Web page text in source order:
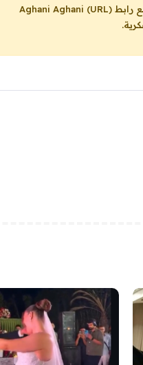
Aghani Aghani (URL)